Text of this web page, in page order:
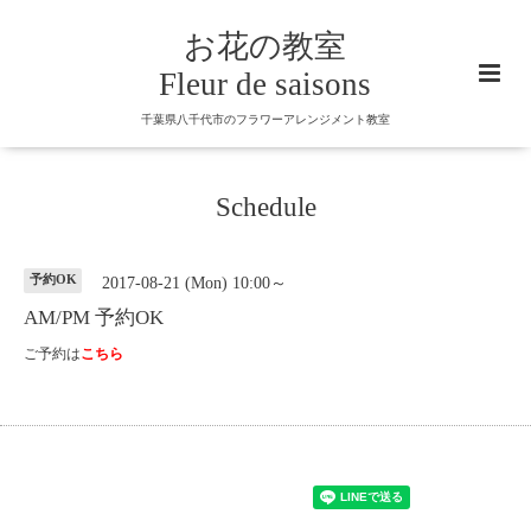
お花の教室
Fleur de saisons
千葉県八千代市のフラワーアレンジメント教室
Schedule
予約OK 2017-08-21 (Mon) 10:00～
AM/PM 予約OK
ご予約はこちら